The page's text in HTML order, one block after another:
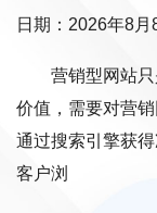
日期：2026年8月
营销型网站
价值，需要对营
通过搜索引擎获
客户浏